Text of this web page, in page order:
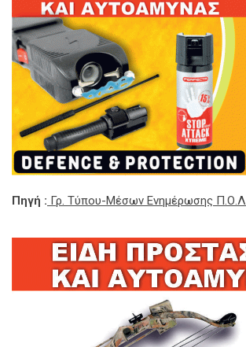
Πηγή : Γρ. Τύπου-Μέσων Ενημέρωσης Π.Ο.Λ.